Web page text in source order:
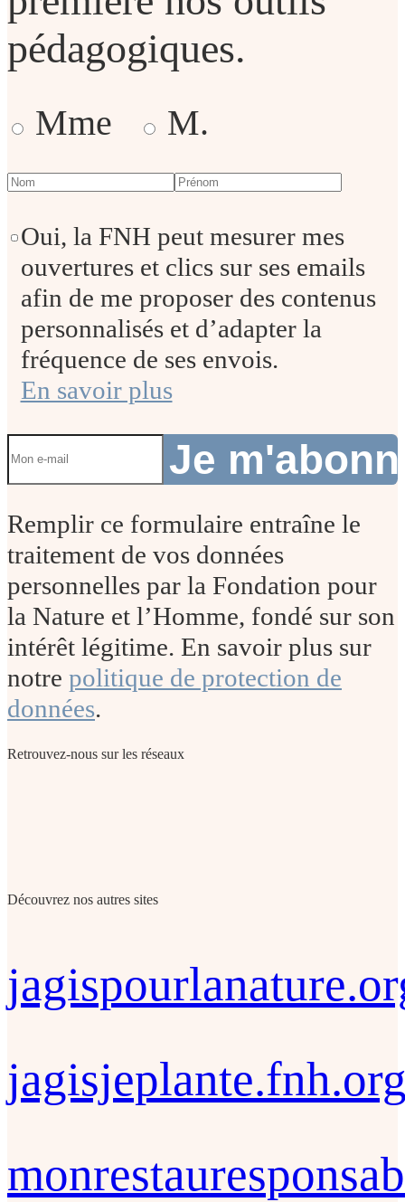
pédagogiques.
Mme M.
Oui, la FNH peut mesurer mes
ouvertures et clics sur ses emails
afin de me proposer des contenus
personnalisés et d’adapter la
fréquence de ses envois.
En savoir plus
Je
Remplir ce formulaire entraîne le
traitement de vos données
personnelles par la Fondation pour
la Nature et l’Homme, fondé sur son
intérêt légitime. En savoir plus sur
notre politique de protection de
données.
Retrouvez-nous sur les réseaux
Découvrez nos autres sites